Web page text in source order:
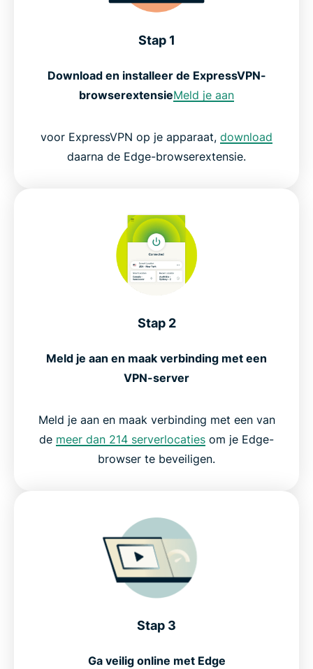
Stap 1
Download en installeer de ExpressVPN-
browserextensieMeld je aan
voor ExpressVPN op je apparaat, download
daarna de Edge-browserextensie.
Stap 2
Meld je aan en maak verbinding met een
VPN-server
Meld je aan en maak verbinding met een van
de meer dan 214 serverlocaties om je Edge-
browser te beveiligen.
Stap 3
Ga veilig online met Edge